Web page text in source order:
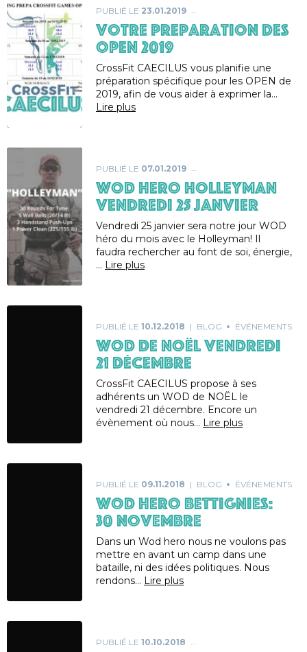
PUBLIÉ LE 23.01.2019
VOTRE PREPARATION DES
OPEN 2019
CrossFit CAECILUS vous planifie une
préparation spécifique pour les OPEN de
2019, afin de vous aider à exprimer la…
Lire plus
PUBLIÉ LE 07.01.2019
WOD HERO HOLLEYMAN
VENDREDI 25 JANVIER
Vendredi 25 janvier sera notre jour WOD
héro du mois avec le Holleyman! Il
faudra rechercher au font de soi, énergie,
… Lire plus
PUBLIÉ LE 10.12.2018 BLOG ÉVÉNEMENTS
WOD de NOËL VENDREDI
21 DÉCEMBRE
CrossFit CAECILUS propose à ses
adhérents un WOD de NOËL le
vendredi 21 décembre. Encore un
évènement où nous… Lire plus
PUBLIÉ LE 09.11.2018 BLOG ÉVÉNEMENTS
WOD HERO BETTIGNIES:
30 NOVEMBRE
Dans un Wod hero nous ne voulons pas
mettre en avant un camp dans une
bataille, ni des idées politiques. Nous
rendons… Lire plus
PUBLIÉ LE 10.10.2018